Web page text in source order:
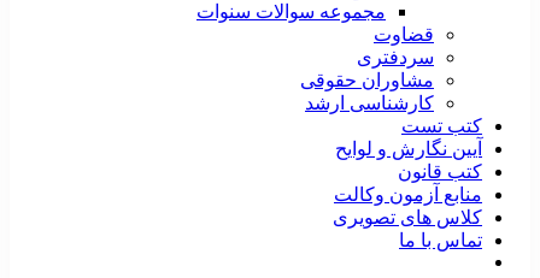
مجموعه سوالات سنوات
قضاوت
سردفتری
مشاوران حقوقی
کارشناسی ارشد
کتب تست
آیین نگارش و لوایح
کتب قانون
منابع آزمون وکالت
کلاس های تصویری
تماس با ما